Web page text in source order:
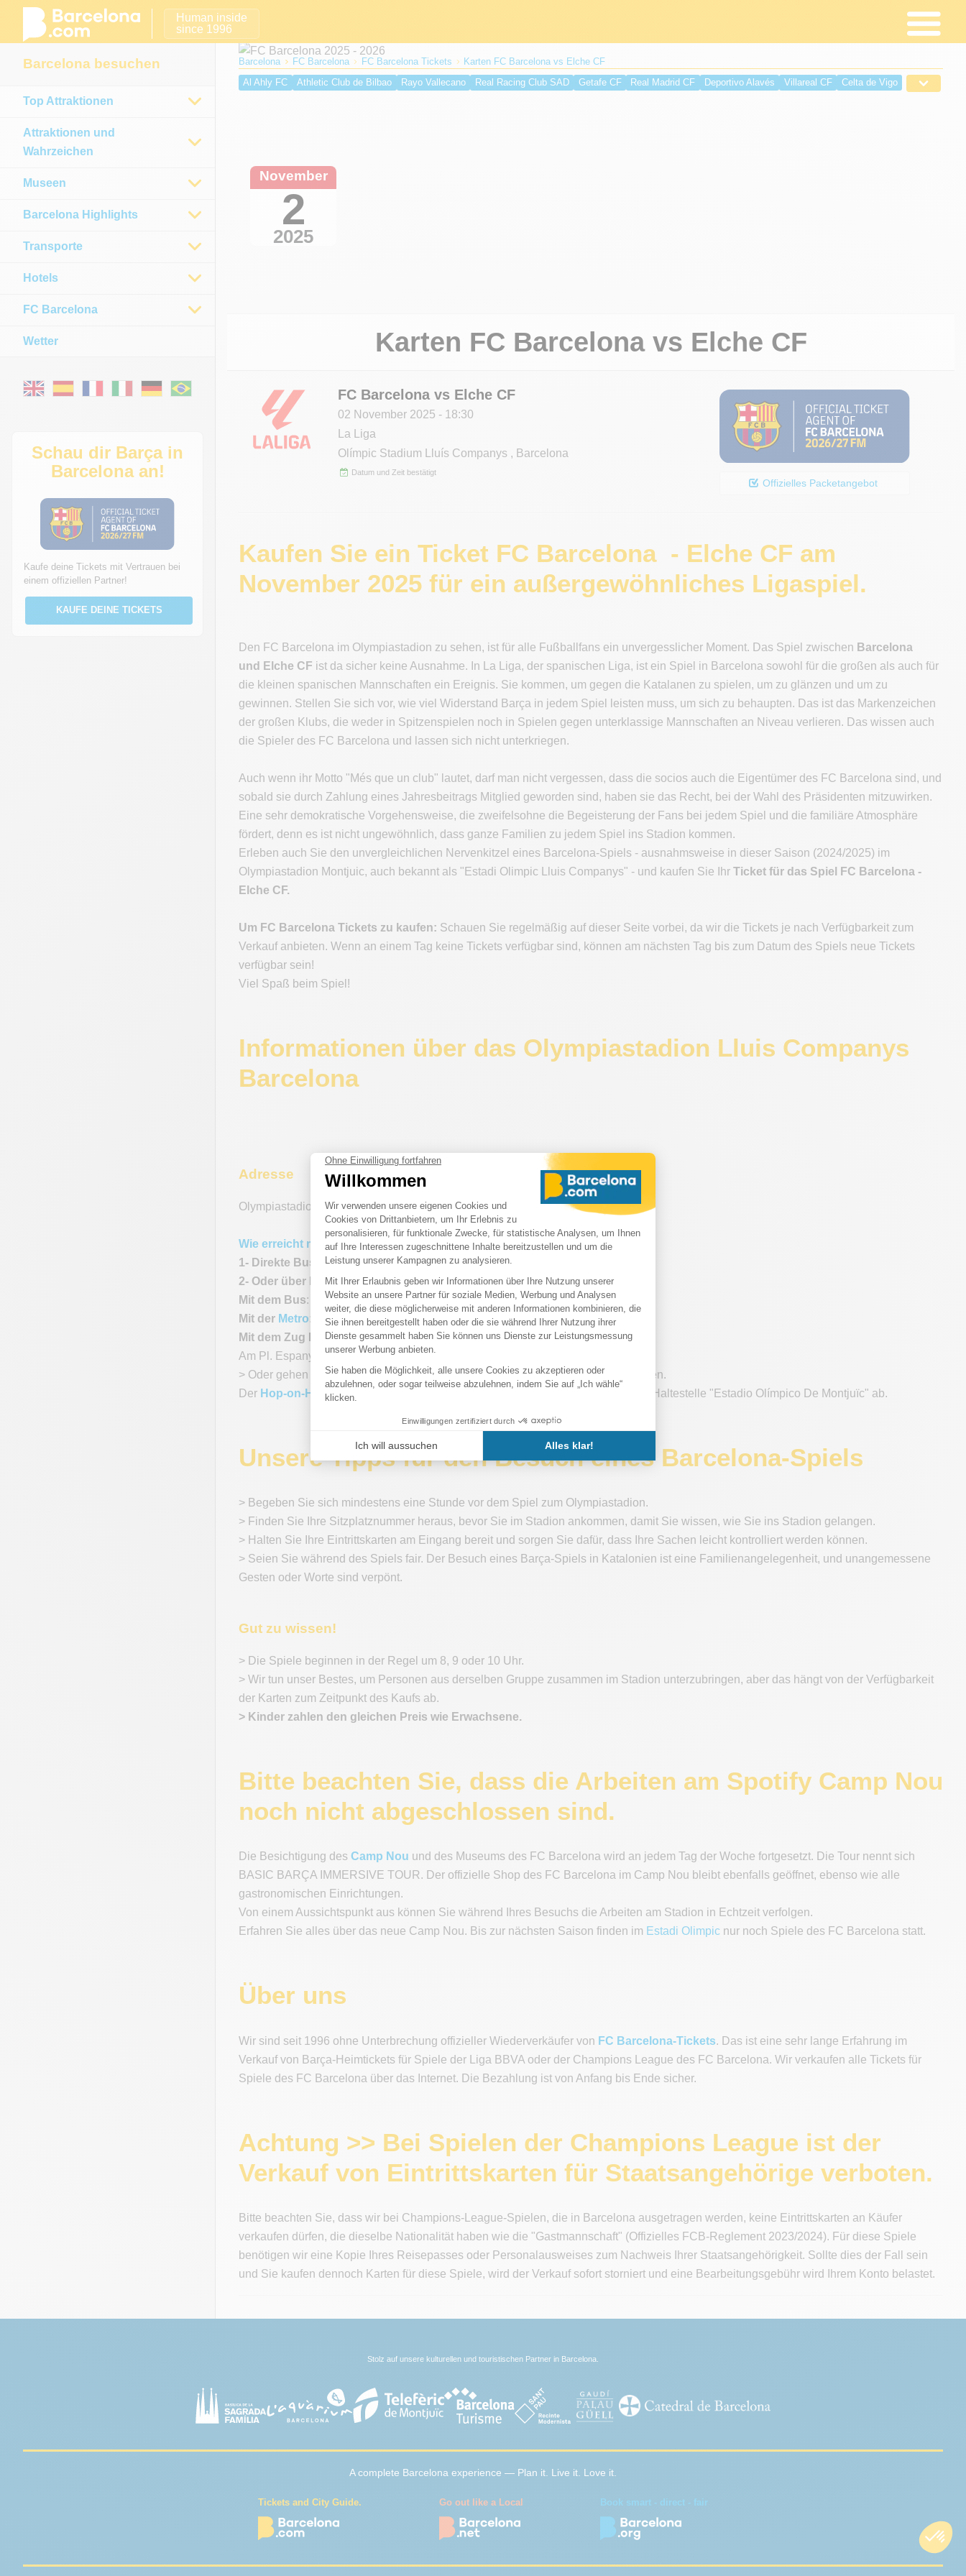
Human inside
since 1996
Barcelona FC Barcelona FC Barcelona Tickets
Karten FC Barcelona vs Elche CF
Al Ahly FC
Athletic Club de Bilbao Rayo Vallecano Real Racing Club SAD Getafe CF Real Madrid CF Deportivo Alavés Villareal CF
Celta de Vigo
November
2
2025
Karten FC Barcelonavs Elche CF
FC Barcelona vs Elche CF
02 November 2025 - 18:30
La Liga
Olímpic Stadium Lluís Companys , Barcelona
Datum und Zeit bestätigt
Offizielles Packetangebot
Kaufen Sie ein Ticket FC Barcelona - Elche CF am
November 2025 für ein außergewöhnliches Ligaspiel.
Den FC Barcelona im Olympiastadion zu sehen, ist für alle Fußballfans ein unvergesslicher Moment. Das Spiel zwischen Barcelona
und Elche CF ist da sicher keine Ausnahme. In La Liga, der spanischen Liga, ist ein Spiel in Barcelona sowohl für die großen als auch für
die kleinen spanischen Mannschaften ein Ereignis. Sie kommen, um gegen die Katalanen zu spielen, um zu glänzen und um zu
gewinnen. Stellen Sie sich vor, wie viel Widerstand Barça in jedem Spiel leisten muss, um sich zu behaupten. Das ist das Markenzeichen
der großen Klubs, die weder in Spitzenspielen noch in Spielen gegen unterklassige Mannschaften an Niveau verlieren. Das wissen auch
die Spieler des FC Barcelona und lassen sich nicht unterkriegen.
Auch wenn ihr Motto "Més que un club" lautet, darf man nicht vergessen, dass die socios auch die Eigentümer des FC Barcelona sind, und
sobald sie durch Zahlung eines Jahresbeitrags Mitglied geworden sind, haben sie das Recht, bei der Wahl des Präsidenten mitzuwirken.
Eine sehr demokratische Vorgehensweise, die zweifelsohne die Begeisterung der Fans bei jedem Spiel und die familiäre Atmosphäre
fördert, denn es ist nicht ungewöhnlich, dass ganze Familien zu jedem Spiel ins Stadion kommen.
Erleben auch Sie den unvergleichlichen Nervenkitzel eines Barcelona-Spiels - ausnahmsweise in dieser Saison (2024/2025) im
Olympiastadion Montjuic, auch bekannt als "Estadi Olimpic Lluis Companys" - und kaufen Sie Ihr Ticket für das Spiel FC Barcelona -
Elche CF.
Um FC Barcelona Tickets zu kaufen: Schauen Sie regelmäßig auf dieser Seite vorbei, da wir die Tickets je nach Verfügbarkeit zum
Verkauf anbieten. Wenn an einem Tag keine Tickets verfügbar sind, können am nächsten Tag bis zum Datum des Spiels neue Tickets
verfügbar sein!
Viel Spaß beim Spiel!
Informationen über das Olympiastadion Lluis Companys
Barcelona
Adresse
Olympiastadion Passeig Olímpic, 17/19,08038,Barcelona ,Spanien
Wie erreicht man das Olympiastadion von Barcelona?
1- Direkte Busse:150, 55 und 13
2- Oder über Pl. Espanyamit allen öffentlichen Verkehrsmitteln
Mit dem Bus: Linien 13, 91, 52, 55, D20 und H16.
Mit der Metro:
Linien L1 oder L3
Mit dem Zug FGC:Linien S3, S4, S8, S9, R5, R50, R6 und R60
Am Pl. Espanya > Nehmen Sie einen der 3 folgenden Busse: 150, 55 oder 13
> Oder gehen Sie zu Fuß zum Stadion: Es sind 20 Minuten Fußweg mit Rolltreppen.
Der Hop-on-Hop-off-Touristenbus Barcelona setzt Sie vor dem Stadion an der Haltestelle "Estadio Olímpico De Montjuïc" ab.
Unsere Tipps für den Besuch eines Barcelona-Spiels
> Begeben Sie sich mindestens eine Stunde vor dem Spiel zum Olympiastadion.
> Finden Sie Ihre Sitzplatznummer heraus, bevor Sie im Stadion ankommen, damit Sie wissen, wie Sie ins Stadion gelangen.
> Halten Sie Ihre Eintrittskarten am Eingang bereit und sorgen Sie dafür, dass Ihre Sachen leicht kontrolliert werden können.
> Seien Sie während des Spiels fair. Der Besuch eines Barça-Spiels in Katalonien ist eine Familienangelegenheit, und unangemessene
Gesten oder Worte sind verpönt.
Gut zu wissen!
> Die Spiele beginnen in der Regel um 8, 9 oder 10 Uhr.
> Wir tun unser Bestes, um Personen aus derselben Gruppe zusammen im Stadion unterzubringen, aber das hängt von der Verfügbarkeit
der Karten zum Zeitpunkt des Kaufs ab.
> Kinder zahlen den gleichen Preis wie Erwachsene.
Bitte beachten Sie, dass die Arbeiten am Spotify Camp Nou
noch nicht abgeschlossen sind.
Die Besichtigung des Camp Nou und des Museums des FC Barcelona wird an jedem Tag der Woche fortgesetzt. Die Tour nennt sich
BASIC BARÇA IMMERSIVE TOUR. Der offizielle Shop des FC Barcelona im Camp Nou bleibt ebenfalls geöffnet, ebenso wie alle
gastronomischen Einrichtungen.
Von einem Aussichtspunkt aus können Sie während Ihres Besuchs die Arbeiten am Stadion in Echtzeit verfolgen.
Erfahren Sie alles über das neue Camp Nou. Bis zur nächsten Saison finden im Estadi Olimpic nur noch Spiele des FC Barcelona statt.
Über uns
Wir sind seit 1996 ohne Unterbrechung offizieller Wiederverkäufer von FC Barcelona-Tickets. Das ist eine sehr lange Erfahrung im
Verkauf von Barça-Heimtickets für Spiele der Liga BBVA oder der Champions League des FC Barcelona. Wir verkaufen alle Tickets für
Spiele des FC Barcelona über das Internet. Die Bezahlung ist von Anfang bis Ende sicher.
Achtung >> Bei Spielen der Champions League ist der
Verkauf von Eintrittskarten für Staatsangehörige verboten.
Bitte beachten Sie, dass wir bei Champions-League-Spielen, die in Barcelona ausgetragen werden, keine Eintrittskarten an Käufer
verkaufen dürfen, die dieselbe Nationalität haben wie die "Gastmannschaft" (Offizielles FCB-Reglement 2023/2024). Für diese Spiele
benötigen wir eine Kopie Ihres Reisepasses oder Personalausweises zum Nachweis Ihrer Staatsangehörigkeit. Sollte dies der Fall sein
und Sie kaufen dennoch Karten für diese Spiele, wird der Verkauf sofort storniert und eine Bearbeitungsgebühr wird Ihrem Konto belastet.
Barcelona besuchen
Top Attraktionen
Attraktionen und
Wahrzeichen
Museen
Barcelona Highlights
Transporte
Hotels
FC Barcelona
Wetter
Schau dir Barça in
Barcelona an!
Kaufe deine Tickets mit Vertrauen bei
einem offiziellen Partner!
KAUFE DEINE TICKETS
Stolz auf unsere kulturellen und touristischen Partner in Barcelona.
A complete Barcelona experience — Plan it. Live it. Love it.
Tickets and City Guide. Go out like a Local Book smart - direct - fair